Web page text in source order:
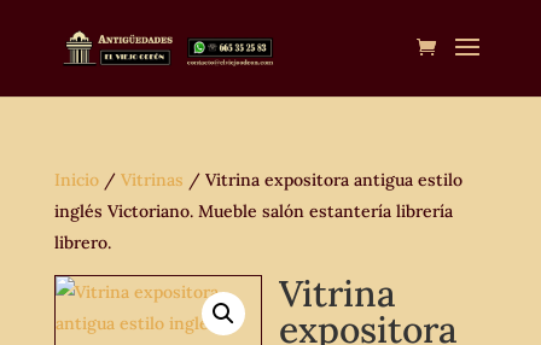
Inicio/ Vitrinas / Vitrina expositora antigua estilo
inglés Victoriano. Mueble salón estantería librería
librero.
Vitrina
expositora